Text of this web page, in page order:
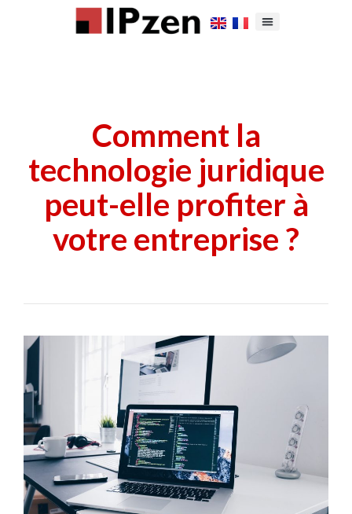
Comment la
technologie juridique
peut-elle profiter à
votre entreprise ?